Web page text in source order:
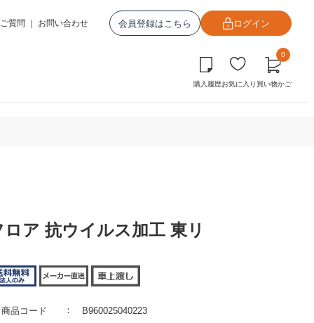
質問 お問い合わせ 会員登録はこちら ログイン
購入履歴お気に入り
0
買い物かご
ア 抗ウイルス加工 東リ
商品コード B960025040223